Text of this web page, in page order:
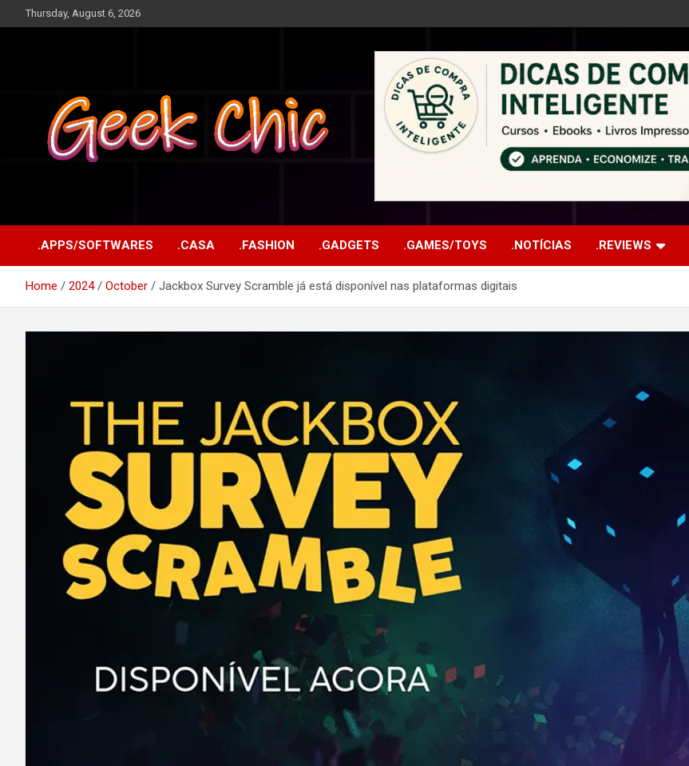
to
Thursday, August 6, 2026
.APPS/SOFTWARES .CASA .FASHION .GADGETS .GAMES/TOYS .NOTÍCIAS .REVIEWS
Home 2024 October Jackbox Survey Scramble já está disponível nas plataformas digitais